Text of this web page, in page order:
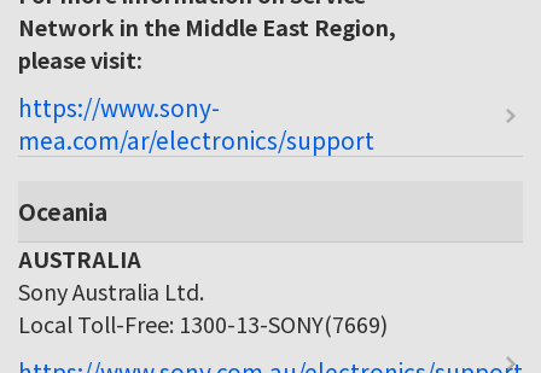
Network in the Middle East Region,
please visit:
https://www.sony-
mea.com/ar/electronics/support
Oceania
AUSTRALIA
Sony Australia Ltd.
Local Toll-Free: 1300-13-SONY(7669)